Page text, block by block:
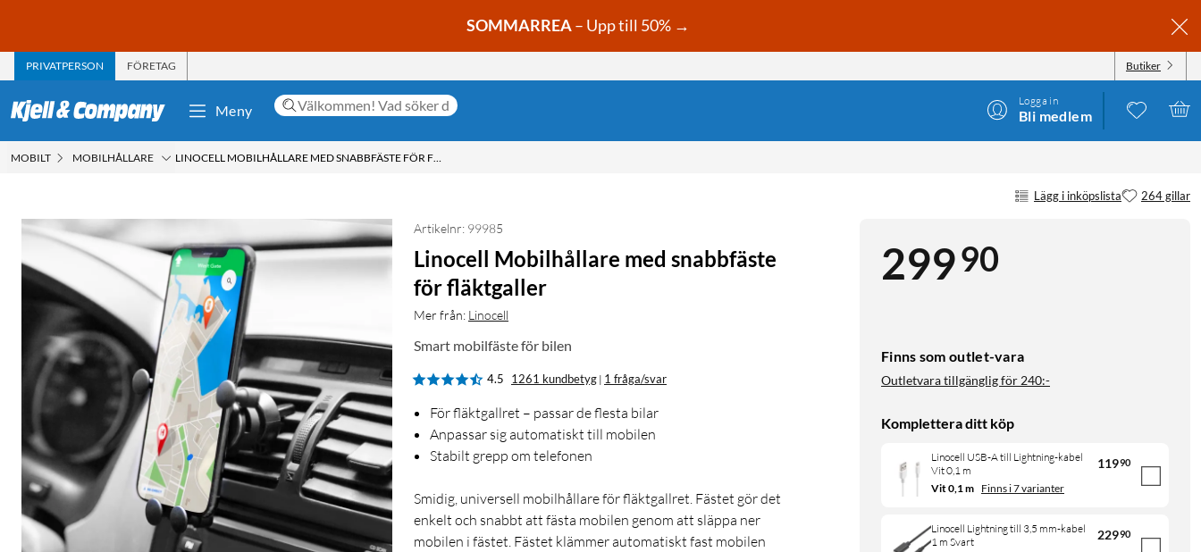
SOMMARREA– Upp till 50% →
PRIVATPERSON FÖRETAG Butiker
Meny
Logga in
Bli medlem
MOBILT MOBILHÅLLARE LINOCELL MOBILHÅLLARE MED SNABBFÄSTE FÖR FLÄKTGALLER
Lägg i inköpslista 264 gillar
29990
Finns som outlet-vara
Outletvara tillgänglig för240:-
Komplettera ditt köp
Linocell USB-A till Lightning-kabel
Vit 0,1 m
11990
Vit 0,1 m Finns i 7 varianter
Linocell Lightning till 3,5 mm-kabel
1 m Svart
22990
Artikelnr: 99985
Linocell Mobilhållare med snabbfäste
för fläktgaller
Mer från: Linocell
Smart mobilfäste för bilen
4.5 1261 kundbetyg | 1 fråga/svar
För fläktgallret – passar de flesta bilar
Anpassar sig automatiskt till mobilen
Stabilt grepp om telefonen
Smidig, universell mobilhållare för fläktgallret. Fästet gör det
enkelt och snabbt att fästa mobilen genom att släppa ner
mobilen i fästet. Fästet klämmer automatiskt fast mobilen